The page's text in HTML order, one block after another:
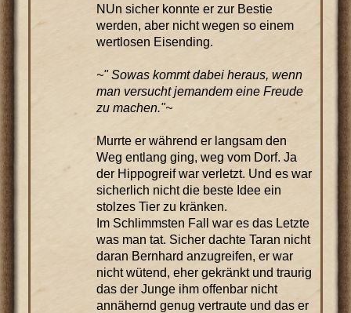
NUn sicher konnte er zur Bestie
werden, aber nicht wegen so einem
wertlosen Eisending.
~" Sowas kommt dabei heraus, wenn
man versucht jemandem eine Freude
zu machen."~
Murrte er während er langsam den
Weg entlang ging, weg vom Dorf. Ja
der Hippogreif war verletzt. Und es war
sicherlich nicht die beste Idee ein
stolzes Tier zu kränken.
Im Schlimmsten Fall war es das Letzte
was man tat. Sicher dachte Taran nicht
daran Bernhard anzugreifen, er war
nicht wütend, eher gekränkt und traurig
das der Junge ihm offenbar nicht
annähernd genug vertraute und das er